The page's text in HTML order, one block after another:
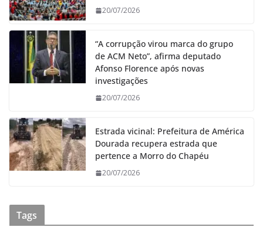
20/07/2026
“A corrupção virou marca do grupo
de ACM Neto”, afirma deputado
Afonso Florence após novas
investigações
20/07/2026
Estrada vicinal: Prefeitura de América
Dourada recupera estrada que
pertence a Morro do Chapéu
20/07/2026
Tags